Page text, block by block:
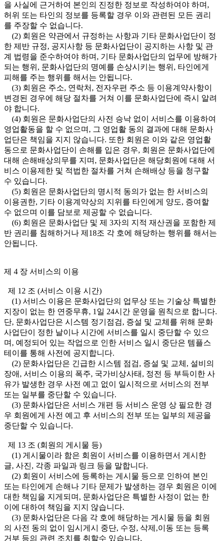
을 사실에 근거하여 본인의 진정한 정보로 작성하여야 하며,
허위 또는 타인의 정보를 등록할 경우 이와 관련된 모든 권리
를 주장할 수 없습니다.
(2) 회원은 약관에서 규정하는 사항과 기타 문화사업단이 정
한 제반 규정, 공지사항 등 문화사업단이 공지하는 사항 및 관
계 법령을 준수하여야 하며, 기타 문화사업단의 업무에 방해가
되는 행위, 문화사업단의 명예를 손상시키는 행위, 타인에게
피해를 주는 행위를 해서는 안됩니다.
(3) 회원은 주소, 연락처, 전자우편 주소 등 이용계약사항이
변경된 경우에 해당 절차를 거쳐 이를 문화사업단에 즉시 알려
야 합니다.
(4) 회원은 문화사업단의 사전 승낙 없이 서비스를 이용하여
영업활동을 할 수 없으며, 그 영업활 동의 결과에 대해 문화사
업단은 책임을 지지 않습니다. 또한 회원은 이와 같은 영업활
동으로 문화사업단이 손해를 입은 경우, 회원은 문화사업단에
대해 손해배상의무를 지며, 문화사업단은 해당회원에 대해 서
비스 이용제한 및 적법한 절차를 거쳐 손해배상 등을 청구할
수 있습니다.
(5) 회원은 문화사업단의 명시적 동의가 없는 한 서비스의
이용권한, 기타 이용계약상의 지위를 타인에게 양도, 증여할
수 없으며 이를 담보로 제공할 수 없습니다.
(6) 회원은 문화사업단 및 제 3자의 지적 재산권을 포함한 제
반 권리를 침해하거나 제18조 각 호에 해당하는 행위를 해서는
안됩니다.
제 4 장 서비스의 이용
제 12 조 (서비스 이용 시간)
(1) 서비스 이용은 문화사업단의 업무상 또는 기술상 특별한
지장이 없는 한 연중무휴, 1일 24시간 운영을 원칙으로 합니다.
단, 문화사업단은 시스템 정기점검, 증설 및 교체를 위해 문화
사업단이 정한 날이나 시간에 서비스를 일시 중단할 수 있으
며, 예정되어 있는 작업으로 인한 서비스 일시 중단은 템플스
테이를 통해 사전에 공지합니다.
(2) 문화사업단은 긴급한 시스템 점검, 증설 및 교체, 설비의
장애, 서비스 이용의 폭주, 국가비상사태, 정전 등 부득이한 사
유가 발생한 경우 사전 예고 없이 일시적으로 서비스의 전부
또는 일부를 중단할 수 있습니다.
(3) 문화사업단은 서비스 개편 등 서비스 운영 상 필요한 경
우 회원에게 사전 예고 후 서비스의 전부 또는 일부의 제공을
중단할 수 있습니다.
제 13 조 (회원의 게시물 등)
(1) 게시물이라 함은 회원이 서비스를 이용하면서 게시한
글, 사진, 각종 파일과 링크 등을 말합니다.
(2) 회원이 서비스에 등록하는 게시물 등으로 인하여 본인
또는 타인에게 손해나 기타 문제가 발생하는 경우 회원은 이에
대한 책임을 지게되며, 문화사업단은 특별한 사정이 없는 한
이에 대하여 책임을 지지 않습니다.
(3) 문화사업단은 다음 각 호에 해당하는 게시물 등을 회원
의 사전 동의 없이 임시게시 중단, 수정, 삭제,이동 또는 등록
거부 등의 관련 조치를 취할수 있습니다.